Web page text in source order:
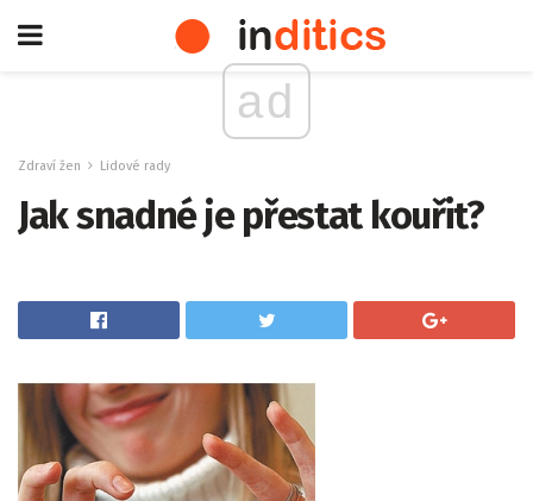
ad
Zdraví žen Lidové rady
Jak snadné je přestat kouřit?